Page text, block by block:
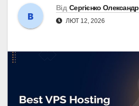
Від Сергієнко Олександр
ЛЮТ 12, 2026